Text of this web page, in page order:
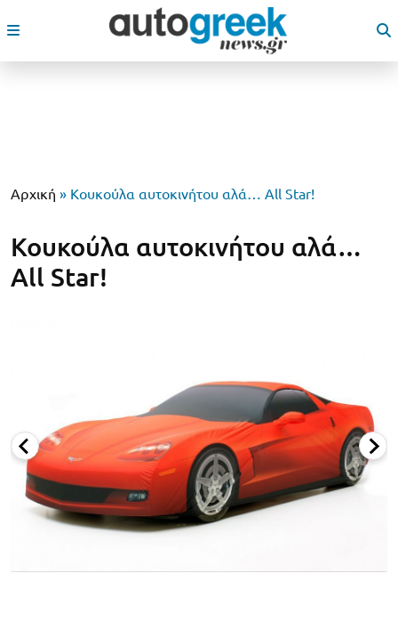
Αρχική » Κουκούλα αυτοκινήτου αλά… All Star!
Κουκούλα αυτοκινήτου αλά…
All Star!